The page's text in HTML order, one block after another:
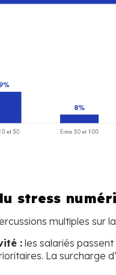
stress
multiples sur
: les salariés
La surcharge